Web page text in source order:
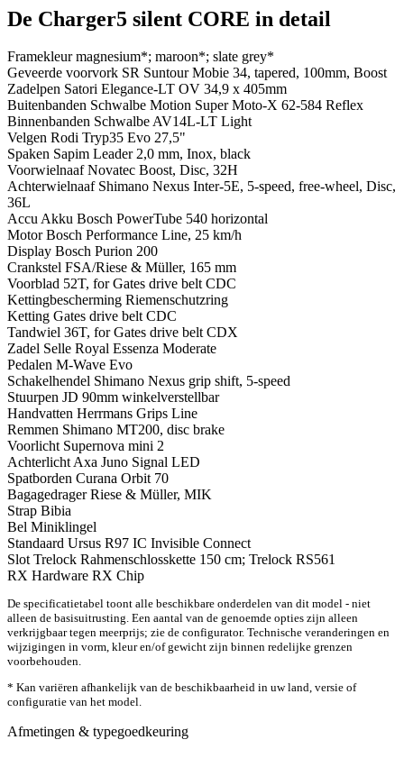
De Charger5 silent CORE in detail
Framekleurmagnesium*; maroon*; slate grey*
Geveerde voorvork SR Suntour Mobie 34, tapered, 100mm, Boost
Zadelpen Satori Elegance-LT OV 34,9 x 405mm
Buitenbanden Schwalbe Motion Super Moto-X 62-584 Reflex
Binnenbanden Schwalbe AV14L-LT Light
Velgen Rodi Tryp35 Evo 27,5"
Spaken Sapim Leader 2,0 mm, Inox, black
VoorwielnaafNovatec Boost, Disc, 32H
Achterwielnaaf Shimano Nexus Inter-5E, 5-speed, free-wheel, Disc,
36L
AccuAkku Bosch PowerTube 540 horizontal
MotorBosch Performance Line, 25 km/h
Display Bosch Purion 200
Crankstel FSA/Riese & Müller, 165 mm
Voorblad 52T, for Gates drive belt CDC
Kettingbescherming Riemenschutzring
Ketting Gates drive belt CDC
Tandwiel 36T, for Gates drive belt CDX
Zadel Selle Royal Essenza Moderate
Pedalen M-Wave Evo
Schakelhendel Shimano Nexus grip shift, 5-speed
Stuurpen JD 90mm winkelverstellbar
Handvatten Herrmans Grips Line
Remmen Shimano MT200, disc brake
Voorlicht Supernova mini 2
AchterlichtAxa Juno Signal LED
Spatborden Curana Orbit 70
BagagedragerRiese & Müller, MIK
Strap Bibia
Bel Miniklingel
Standaard Ursus R97 IC Invisible Connect
SlotTrelock Rahmenschlosskette 150 cm; Trelock RS561
RX Hardware RX Chip
De specificatietabel toont alle beschikbare onderdelen van dit model - niet
alleen de basisuitrusting. Een aantal van de genoemde opties zijn alleen
verkrijgbaar tegen meerprijs; zie de configurator. Technische veranderingen en
wijzigingen in vorm, kleur en/of gewicht zijn binnen redelijke grenzen
voorbehouden.
* Kan variëren afhankelijk van de beschikbaarheid in uw land, versie of
configuratie van het model.
Afmetingen & typegoedkeuring